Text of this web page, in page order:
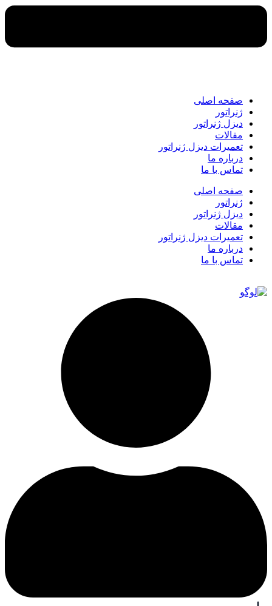
صفحه اصلی
ژنراتور
دیزل ژنراتور
مقالات
تعمیرات دیزل ژنراتور
درباره ما
تماس با ما
صفحه اصلی
ژنراتور
دیزل ژنراتور
مقالات
تعمیرات دیزل ژنراتور
درباره ما
تماس با ما